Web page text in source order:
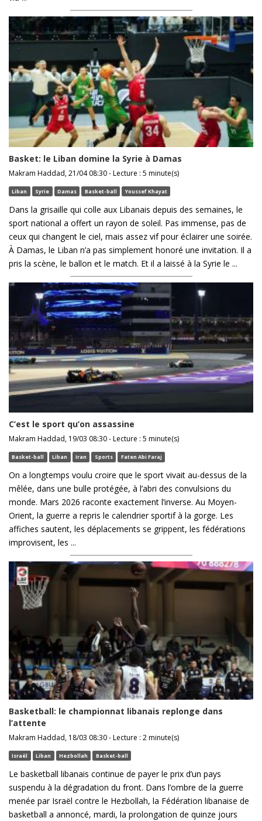
Basket: le Liban domine la Syrie à Damas
Makram Haddad, 21/04 08:30 - Lecture : 5 minute(s)
Liban Syrie Damas Basket-ball Youssef Khayat
Dans la grisaille qui colle aux Libanais depuis des semaines, le
sport national a offert un rayon de soleil. Pas immense, pas de
ceux qui changent le ciel, mais assez vif pour éclairer une soirée.
À Damas, le Liban n’a pas simplement honoré une invitation. Il a
pris la scène, le ballon et le match. Et il a laissé à la Syrie le ...
C’est le sport qu’on assassine
Makram Haddad, 19/03 08:30 - Lecture : 5 minute(s)
Basket-ball Liban Iran Sports Faten Abi Faraj
On a longtemps voulu croire que le sport vivait au-dessus de la
mêlée, dans une bulle protégée, à l’abri des convulsions du
monde. Mars 2026 raconte exactement l’inverse. Au Moyen-
Orient, la guerre a repris le calendrier sportif à la gorge. Les
affiches sautent, les déplacements se grippent, les fédérations
improvisent, les ...
Basketball: le championnat libanais replonge dans
l’attente
Makram Haddad, 18/03 08:30 - Lecture : 2 minute(s)
Israël Liban Hezbollah Basket-ball
Le basketball libanais continue de payer le prix d’un pays
suspendu à la dégradation du front. Dans l’ombre de la guerre
menée par Israël contre le Hezbollah, la Fédération libanaise de
basketball a annoncé, mardi, la prolongation de quinze jours